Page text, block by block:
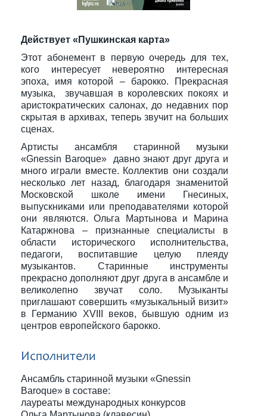
Действует «Пушкинская карта»
Этот абонемент в первую очередь для тех,
кого интересует невероятно интересная
эпоха, имя которой – барокко. Прекрасная
музыка, звучавшая в королевских покоях и
аристократических салонах, до недавних пор
скрытая в архивах, теперь звучит на больших
сценах.
Артисты ансамбля старинной музыки
«Gnessin Baroque» давно знают друг друга и
много играли вместе. Коллектив они создали
несколько лет назад, благодаря знаменитой
Московской школе имени Гнесиных,
выпускниками или преподавателями которой
они являются. Ольга Мартынова и Марина
Катаржнова – признанные специалисты в
области исторического исполнительства,
педагоги, воспитавшие целую плеяду
музыкантов. Старинные инструменты
прекрасно дополняют друг друга в ансамбле и
великолепно звучат соло. Музыканты
приглашают совершить «музыкальный визит»
в Германию XVIII веков, бывшую одним из
центров европейского барокко.
Исполнители
Ансамбль старинной музыки «Gnessin
Baroque» в составе:
лауреаты международных конкурсов